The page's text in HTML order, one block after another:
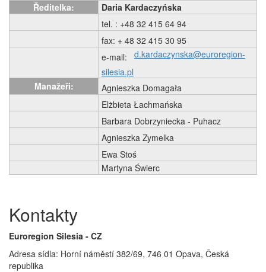
Ředitelka:
Daria Kardaczyńska
tel. : +48 32 415 64 94
fax: + 48 32 415 30 95
e-mail: d.kardaczynska@euroregion-
silesia.pl
Manažeři:
Agnieszka Domagała
Elżbieta Łachmańska
Barbara Dobrzyniecka - Puhacz
Agnieszka Zymelka
Ewa Stoś
Martyna Świerc
Kontakty
Euroregion Silesia - CZ
Adresa sídla: Horní náměstí 382/69, 746 01 Opava, Česká
republika